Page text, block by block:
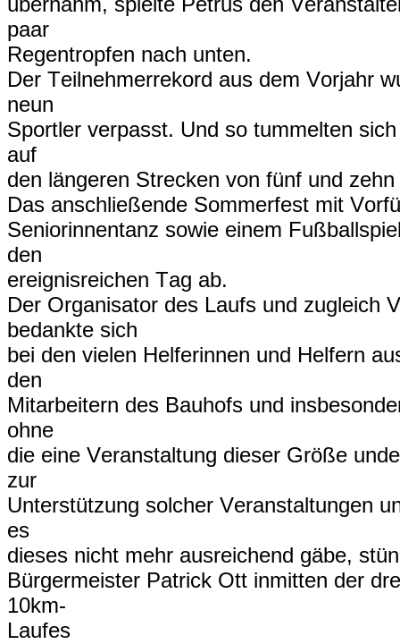
paar
Regentropfen nach unten.
Der Teilnehmerrekord aus dem Vorjahr
neun
Sportler verpasst. Und so tummelten
auf
den längeren Strecken von fünf und
Das anschließende Sommerfest mit
Seniorinnentanz sowie einem
den
ereignisreichen Tag ab.
Der Organisator des Laufs und zugleich
bedankte sich
bei den vielen Helferinnen und Helfern
den
Mitarbeitern des Bauhofs und
ohne
die eine Veranstaltung dieser Größe
zur
Unterstützung solcher Veranstaltungen
es
dieses nicht mehr ausreichend gäbe,
Bürgermeister Patrick Ott inmitten der
10km-
Laufes